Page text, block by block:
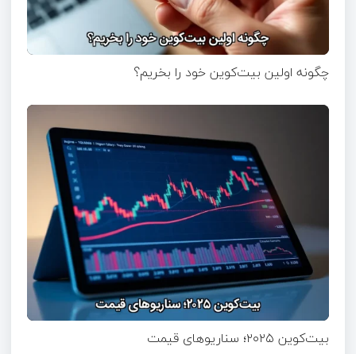
چگونه اولین بیت‌کوین خود را بخریم؟
بیت‌کوین ۲۰۲۵؛ سناریوهای قیمت